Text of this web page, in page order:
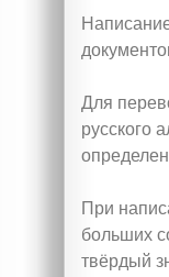
Для
русского
При
больших
твёрдый